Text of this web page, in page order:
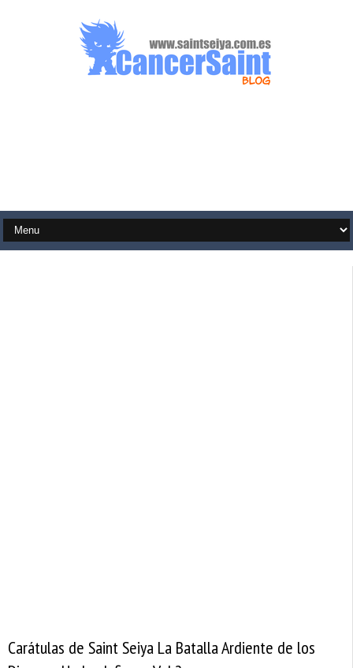
Carátulas de Saint Seiya La Batalla Ardiente de los